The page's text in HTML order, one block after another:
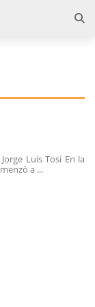
Jorge Luis Tosi En la
a ...